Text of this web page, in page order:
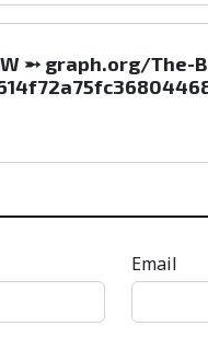
➵ graph.org/
Email